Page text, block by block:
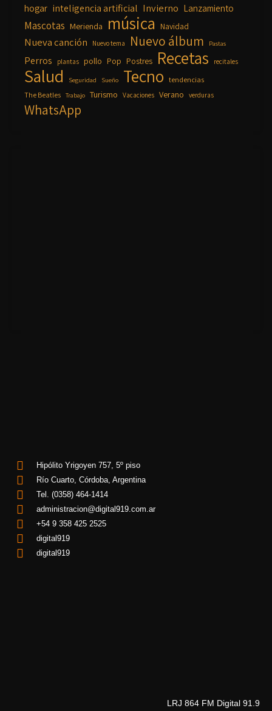
hogar inteligencia artificial Invierno Lanzamiento
Mascotas Merienda música Navidad
Nueva canción Nuevo tema Nuevo álbum Pastas
Perros plantas pollo Pop Postres Recetas recitales
Salud Seguridad Sueño Tecno tendencias
The Beatles Trabajo Turismo Vacaciones Verano verduras
WhatsApp
Hipólito Yrigoyen 757, 5º piso
Río Cuarto, Córdoba, Argentina
Tel. (0358) 464-1414
administracion@digital919.com.ar
+54 9 358 425 2525
digital919
digital919
LRJ 864 FM Digital 91.9